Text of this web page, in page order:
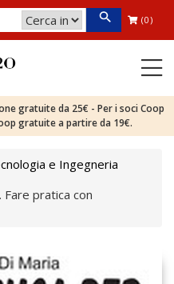
(0)
gratuite da 25€ - Per i soci Coop
gratuite a partire da 19€.
e Ingegneria
pratica con